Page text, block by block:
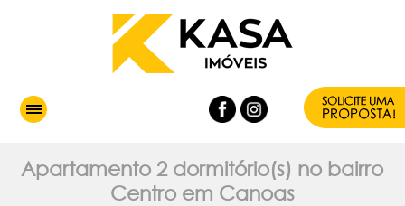
Apartamento 2 dormitório(s) no bairro
Centro em Canoas